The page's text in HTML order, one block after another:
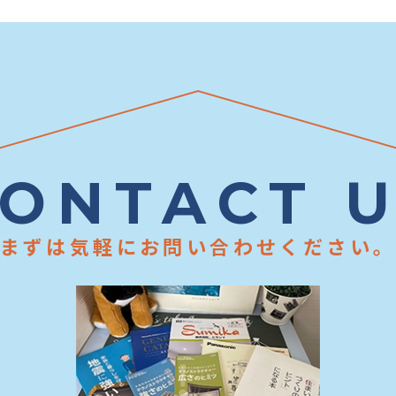
まずは気軽にお問い合わせください。